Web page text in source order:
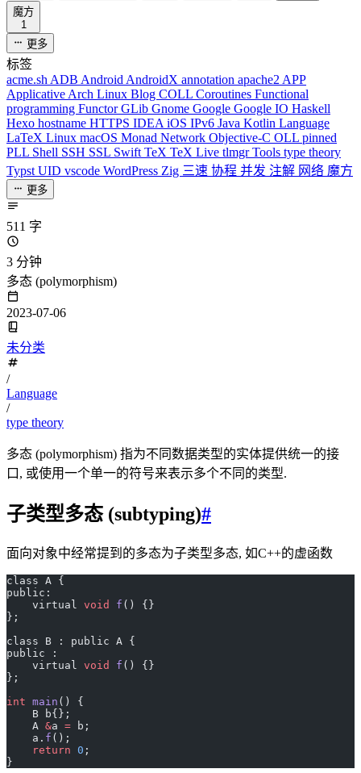
魔方
1
更多
标签
acme.sh ADB Android AndroidX annotation apache2 APP
Applicative Arch Linux Blog COLL Coroutines Functional
programming FunctorGLib Gnome Google Google IO Haskell
Hexo hostname HTTPS IDEA iOS IPv6 Java Kotlin Language
LaTeX Linux macOS Monad Network Objective-C OLL pinned
PLL Shell SSH SSL Swift TeX TeX Live tlmgrTools type theory
Typst UID vscode WordPress Zig 三速 协程 并发 注解 网络 魔方
更多
511 字
3 分钟
多态 (polymorphism)
2023-07-06
未分类
/
Language
/
type theory
多态 (polymorphism) 指为不同数据类型的实体提供统一的接
口, 或使用一个单一的符号来表示多个不同的类型.
子类型多态 (subtyping)#
面向对象中经常提到的多态为子类型多态, 如C++的虚函数
class A {
public:
    virtual
void f () {}
};
class B : public A {
public :
    virtual
void f () {}
};
int main () {
    B b{};
    A
&a = b;
    a.
f ();
    return
0 ;
}